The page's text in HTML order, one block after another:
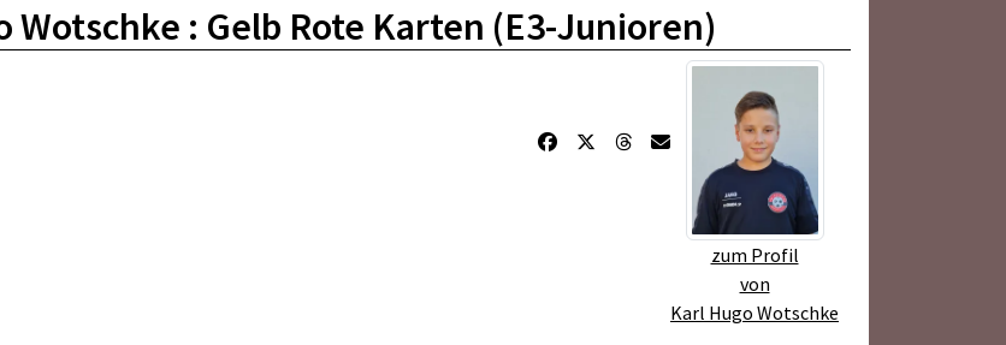
Wotschke : Gelb Rote Karten (E3-Junioren)
zum Profil
von
Karl Hugo Wotschke